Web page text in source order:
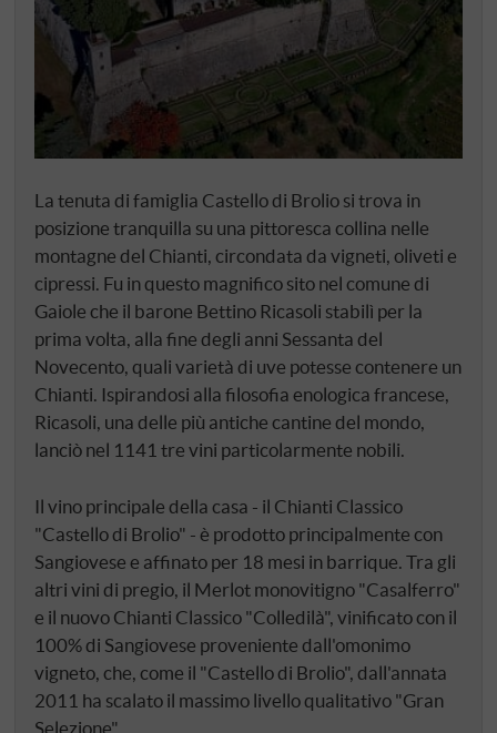
La tenuta di famiglia Castello di Brolio si trova in
posizione tranquilla su una pittoresca collina nelle
montagne del Chianti, circondata da vigneti, oliveti e
cipressi. Fu in questo magnifico sito nel comune di
Gaiole che il barone Bettino Ricasoli stabilì per la
prima volta, alla fine degli anni Sessanta del
Novecento, quali varietà di uve potesse contenere un
Chianti. Ispirandosi alla filosofia enologica francese,
Ricasoli, una delle più antiche cantine del mondo,
lanciò nel 1141 tre vini particolarmente nobili.
Il vino principale della casa - il Chianti Classico
"Castello di Brolio" - è prodotto principalmente con
Sangiovese e affinato per 18 mesi in barrique. Tra gli
altri vini di pregio, il Merlot monovitigno "Casalferro"
e il nuovo Chianti Classico "Colledilà", vinificato con il
100% di Sangiovese proveniente dall'omonimo
vigneto, che, come il "Castello di Brolio", dall'annata
2011 ha scalato il massimo livello qualitativo "Gran
Selezione".